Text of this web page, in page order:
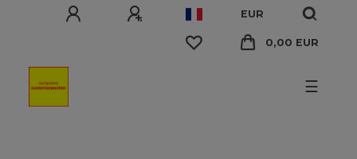
EUR
0,00 EUR
☰